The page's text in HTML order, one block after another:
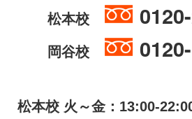
松本校
岡谷校
松本校 火～金：13:00-